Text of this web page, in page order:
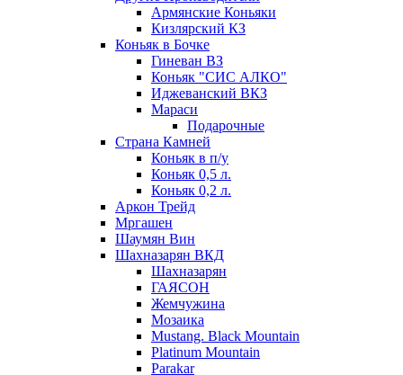
Армянские Коньяки
Кизлярский КЗ
Коньяк в Бочке
Гиневан ВЗ
Коньяк "СИС АЛКО"
Иджеванский ВКЗ
Мараси
Подарочные
Страна Камней
Коньяк в п/у
Коньяк 0,5 л.
Коньяк 0,2 л.
Аркон Трейд
Мргашен
Шаумян Вин
Шахназарян ВКД
Шахназарян
ГАЯСОН
Жемчужина
Мозаика
Mustang. Black Mountain
Platinum Mountain
Parakar